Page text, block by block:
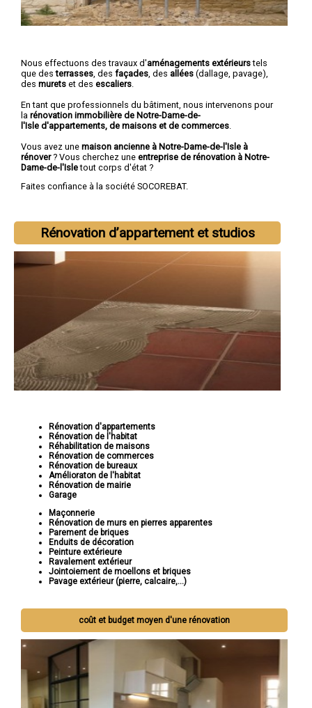
Nous effectuons des travaux d'aménagements extérieurstels
que desterrasses , des façades , des allées (dallage, pavage),
des murets et des escaliers
En tant que professionnels du bâtiment, nous intervenons pour
la rénovation immobilière de Notre-Dame-de-
l'Isle d'appartements, de maisons et de commerces
Vous avez une maison ancienne à Notre-Dame-de-l'Isle à
rénover? Vous cherchez une entreprise de rénovation à Notre-
Dame-de-l'Isletout corps d'état ?
Faites confiance à la société SOCOREBAT.
Rénovation d’appartement et studios
Rénovation d'appartements
Rénovation de l'habitat
Réhabilitation de maisons
Rénovation de commerces
Rénovation de bureaux
Amélioraton de l'habitat
Rénovation de mairie
Garage
Maçonnerie
Rénovation de murs en pierres apparentes
Parement de briques
Enduits de décoration
Peinture extérieure
Ravalement extérieur
Jointoiement de moellons et briques
Pavage extérieur (pierre, calcaire,...)
coût et budget moyen d'une rénovation